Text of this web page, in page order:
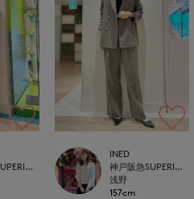
神戸阪急SUPERIORCLOSET
INED
神戸阪急SUPERIORCLOSET
浅野
157cm